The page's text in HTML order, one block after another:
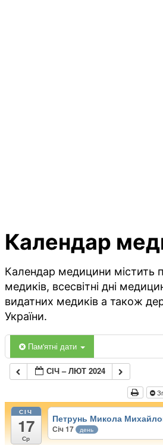
Календар
Календар медицини містить
медиків, всесвітні дні
видатних медиків а також
України.
Пам'ятні дати
СІЧ – ЛЮТ 2024
СІЧ
17
Ср
Петрунь Микола
Січ 17 день